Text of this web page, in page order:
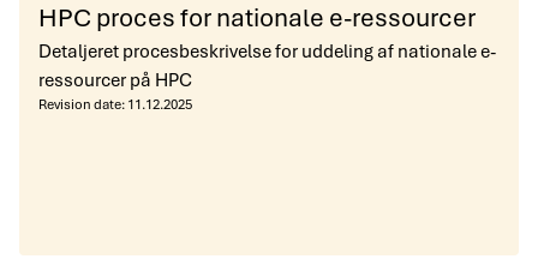
HPC proces for nationale e-ressourcer
Detaljeret procesbeskrivelse for uddeling af nationale e-
ressourcer på HPC
Revision date: 11.12.2025